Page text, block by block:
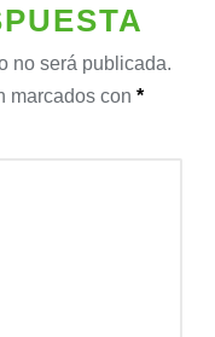
no será publicada.
marcados con *